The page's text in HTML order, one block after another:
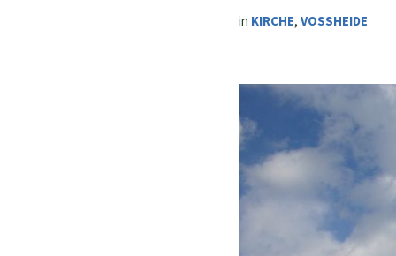
in KIRCHE,VOSSHEIDE